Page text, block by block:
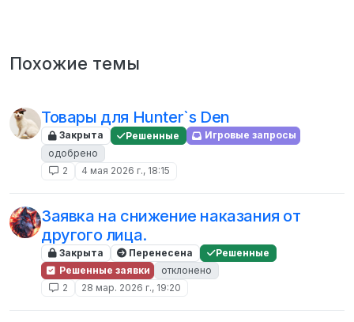
Похожие темы
Товары для Hunter`s Den
Закрыта Решенные
Игровые запросы
одобрено
2
4 мая 2026 г., 18:15
Заявка на снижение наказания от
другого лица.
Закрыта Перенесена
Решенные
Решенные заявки
отклонено
2
28 мар. 2026 г., 19:20